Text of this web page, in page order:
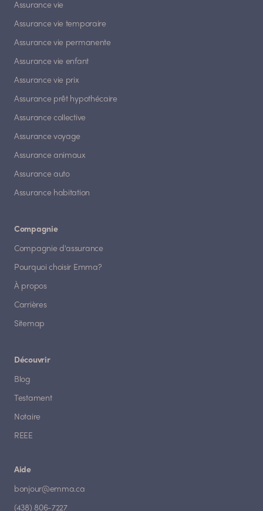
Assurance vie
Assurance vie temporaire
Assurance vie permanente
Assurance vie enfant
Assurance vie prix
Assurance prêt hypothécaire
Assurance collective
Assurance voyage
Assurance animaux
Assurance auto
Assurance habitation
Compagnie
Compagnie d'assurance
Pourquoi choisir Emma?
À propos
Carrières
Sitemap
Découvrir
Blog
Testament
Notaire
REEE
Aide
bonjour@emma.ca
(438) 806-7227